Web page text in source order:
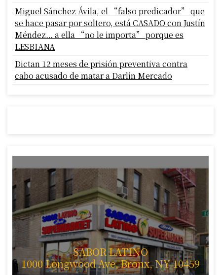
Miguel Sánchez Ávila, el “falso predicador” que
se hace pasar por soltero, está CASADO con Justín
Méndez… a ella “no le importa” porque es
LESBIANA
Dictan 12 meses de prisión preventiva contra
cabo acusado de matar a Darlin Mercado
SABOR LATINO
1000 Longwood Ave, Bronx, NY 10459